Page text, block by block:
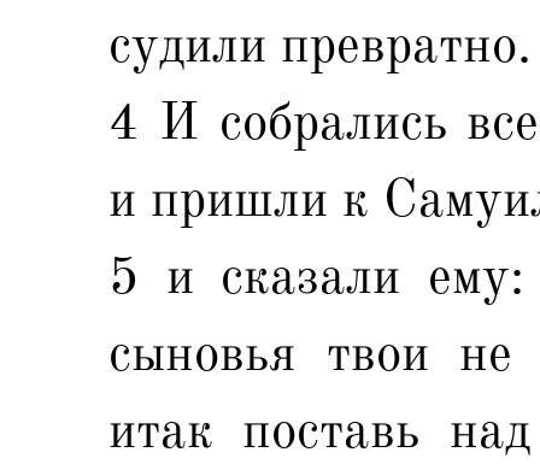
судили превратно.
4 И собрались
и пришли к
5 и сказали
сыновья твои
итак поставь